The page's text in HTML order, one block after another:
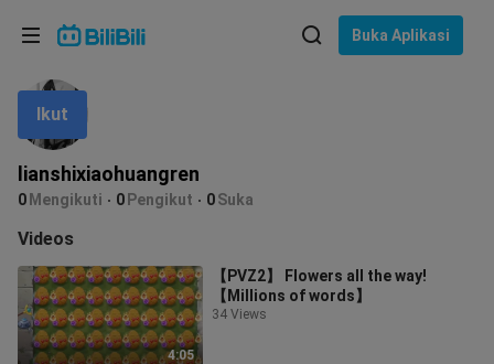
Buka Aplikasi
lianshixiaohuangren
0 Mengikuti 0 Pengikut 0Suka
Ikut
Videos
4:05
【PVZ2】 Flowers all the way!
【Millions of words】
34 Views
Bahasa: Bahasa Melayu
In
Pilih bahasa
English
ภาษาไทย
Tiếng Việt
Bahasa Melayu